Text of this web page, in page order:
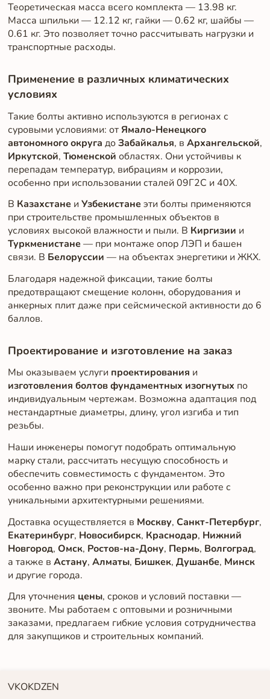
Теоретическая масса всего комплекта — 13.98 кг.
Масса шпильки — 12.12 кг, гайки — 0.62 кг, шайбы —
0.61 кг. Это позволяет точно рассчитывать нагрузки и
транспортные расходы.
Применение в различных климатических
условиях
Такие болты активно используются в регионах с
суровыми условиями: от Ямало-Ненецкого
автономного округа доЗабайкалья, в Архангельской,
Иркутской, Тюменской областях. Они устойчивы к
перепадам температур, вибрациям и коррозии,
особенно при использовании сталей 09Г2С и 40Х.
В Казахстанеи Узбекистанеэти болты применяются
при строительстве промышленных объектов в
условиях высокой влажности и пыли. В Киргизии и
Туркменистане— при монтаже опор ЛЭП и башен
связи. В Белоруссии — на объектах энергетики и ЖКХ.
Благодаря надежной фиксации, такие болты
предотвращают смещение колонн, оборудования и
анкерных плит даже при сейсмической активности до 6
баллов.
Проектирование и изготовление на заказ
Мы оказываем услуги проектирования и
изготовления болтов фундаментных изогнутых по
индивидуальным чертежам. Возможна адаптация под
нестандартные диаметры, длину, угол изгиба и тип
резьбы.
Наши инженеры помогут подобрать оптимальную
марку стали, рассчитать несущую способность и
обеспечить совместимость с фундаментом. Это
особенно важно при реконструкции или работе с
уникальными архитектурными решениями.
Доставка осуществляется в Москву, Санкт-Петербург,
Екатеринбург, Новосибирск, Краснодар, Нижний
Новгород, Омск, Ростов-на-Дону, Пермь, Волгоград,
а также в Астану, Алматы, Бишкек, Душанбе, Минск
и другие города.
Для уточнения цены, сроков и условий поставки —
звоните. Мы работаем с оптовыми и розничными
заказами, предлагаем гибкие условия сотрудничества
для закупщиков и строительных компаний.
VKOKDZEN